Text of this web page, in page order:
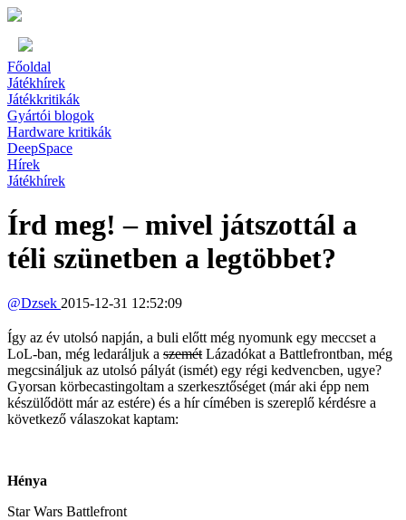
Főoldal
Játékhírek
Játékkritikák
Gyártói blogok
Hardware kritikák
DeepSpace
Hírek
Játékhírek
Írd meg! – mivel játszottál a
téli szünetben a legtöbbet?
@Dzsek 2015-12-31 12:52:09
Így az év utolsó napján, a buli előtt még nyomunk egy meccset a
LoL-ban, még ledaráljuk a szemét Lázadókat a Battlefrontban, még
megcsináljuk az utolsó pályát (ismét) egy régi kedvencben, ugye?
Gyorsan körbecastingoltam a szerkesztőséget (már aki épp nem
készülődött már az estére) és a hír címében is szereplő kérdésre a
következő válaszokat kaptam:
Hénya
Star Wars Battlefront